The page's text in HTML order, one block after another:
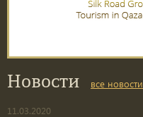
Новости все новости
11.03.2020